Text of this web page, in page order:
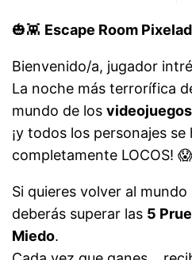
🎃👾 Escape Room
Bienvenido/a, jugador
La noche más terrorífica
mundo de los videojuegos
¡y todos los personajes se
completamente LOCOS! 😱
Si quieres volver al mundo
deberás superar las 5
Miedo.